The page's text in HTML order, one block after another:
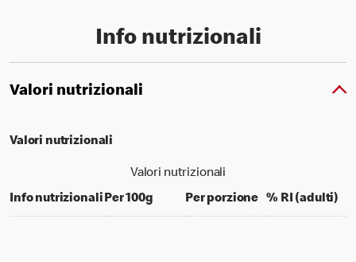
Info nutrizionali
Valori nutrizionali
Valori nutrizionali
Valori nutrizionali
Info nutrizionaliPer 100gper 100 grams
Per porzioneper portion
% RI (adulti)